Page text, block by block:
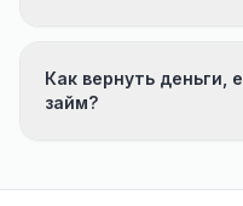
Как вернуть деньги,
займ?